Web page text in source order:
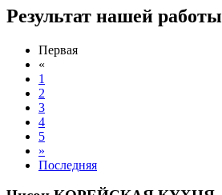
Результат нашей работы
Первая
«
1
2
3
4
5
»
Последняя